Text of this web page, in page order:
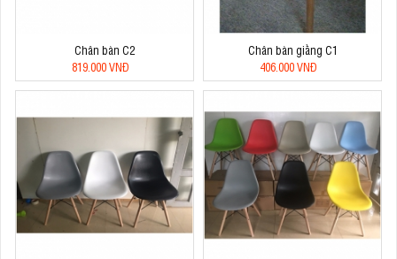
Chân bàn C2
819.000 VNĐ
Chân bàn giằng C1
406.000 VNĐ